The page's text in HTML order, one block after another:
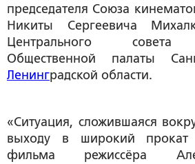
председателя Союза
Никиты Сергеевича
Центрального совета
Общественной палаты
Ленинградской области.
«Ситуация, сложившаяся
выходу в широкий прокат
фильма режиссёра